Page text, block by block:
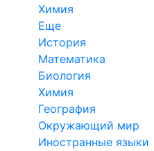
Химия
Еще
История
Математика
Биология
Химия
География
Окружающий мир
Иностранные языки